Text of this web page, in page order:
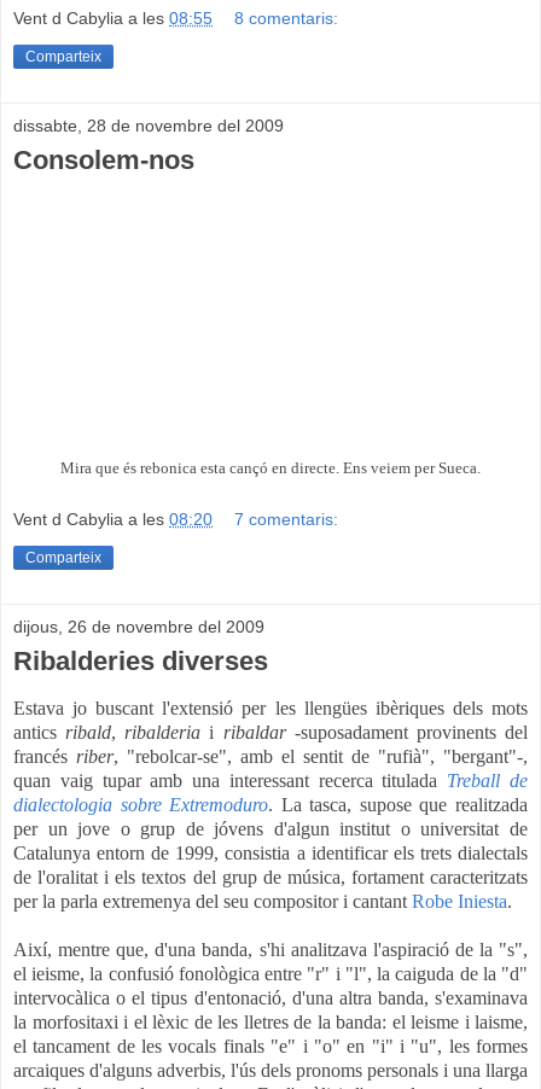
Vent d Cabylia a les 08:55 8 comentaris:
Comparteix
dissabte, 28 de novembre del 2009
Consolem-nos
Mira que és rebonica esta cançó en directe. Ens veiem per Sueca.
Vent d Cabylia a les 08:20 7 comentaris:
Comparteix
dijous, 26 de novembre del 2009
Ribalderies diverses
Estava jo buscant l'extensióper les llengües ibèriques dels mots
antics ribald, ribalderia i ribaldar-suposadament provinents del
francés riber, "rebolcar-se", amb el sentit de "rufià", "bergant"-,
quan vaig tupar amb una interessant recerca titulada Treball de
dialectologia sobre Extremoduro. La tasca, supose que realitzada
per un jove o grup de jóvens d'algun institut o universitat de
Catalunya entorn de 1999, consistia a identificar els trets dialectals
de l'oralitat i els textos del grup de música, fortament caracteritzats
per la parla extremenya del seu compositor i cantant Robe Iniesta.
Així, mentre que, d'una banda, s'hi analitzava l'aspiració de la "s",
el ieisme, la confusió fonològica entre "r" i "l", la caiguda de la "d"
intervocàlica o el tipus d'entonació, d'una altra banda, s'examinava
la morfositaxi i el lèxic de les lletres de la banda: el leisme i laisme,
el tancament de les vocals finals "e" i "o" en "i" i "u", les formes
arcaiques d'alguns adverbis, l'ús dels pronoms personals i una llarga